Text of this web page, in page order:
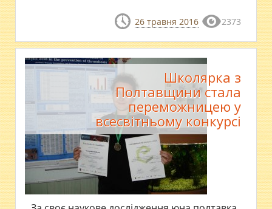
26 травня 2016 2373
Школярка з
Полтавщини стала
переможницею у
всесвітньому конкурсі